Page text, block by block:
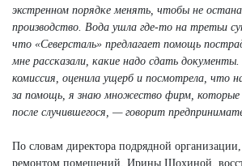
экстренном порядке менять, чтобы не
производство. Вода ушла где-то на третьи
что «Северсталь» предлагает помощь
мне рассказали, какие надо сдать
комиссия, оценила ущерб и посмотрела, что
за помощь, я знаю множество фирм, которые
после случившегося, — говорит
По словам директора подрядной организации,
ремонтом помещений, Ирины Шохиной,